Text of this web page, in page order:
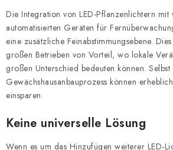
Die Integration von LED-Pflanzenlichtern mit
automatisierten Geräten für
eine zusätzliche Feinabstimmungsebene.
großen Betrieben von Vorteil, wo lokale
großen Unterschied bedeuten können.
Gewächshausanbauprozess können
einsparen.
Keine universelle Lösung
Wenn es um das Hinzufügen weiterer LED-